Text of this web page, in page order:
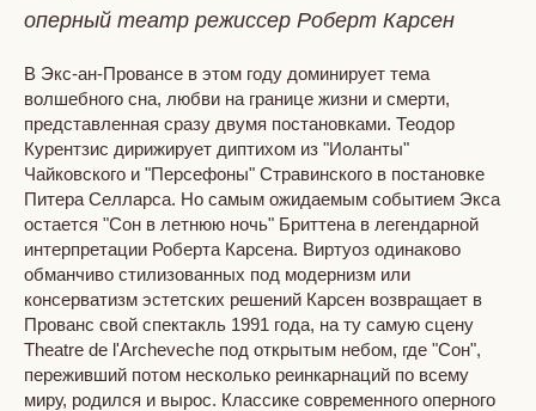
оперный театр режиссер Роберт Карсен
В Экс-ан-Провансе в этом году доминирует тема
волшебного сна, любви на границе жизни и смерти,
представленная сразу двумя постановками. Теодор
Курентзис дирижирует диптихом из "Иоланты"
Чайковского и "Персефоны" Стравинского в постановке
Питера Селларса. Но самым ожидаемым событием Экса
остается "Сон в летнюю ночь" Бриттена в легендарной
интерпретации Роберта Карсена. Виртуоз одинаково
обманчиво стилизованных под модернизм или
консерватизм эстетских решений Карсен возвращает в
Прованс свой спектакль 1991 года, на ту самую сцену
Theatre de l'Archeveche под открытым небом, где "Сон",
переживший потом несколько реинкарнаций по всему
миру, родился и вырос. Классике современного оперного